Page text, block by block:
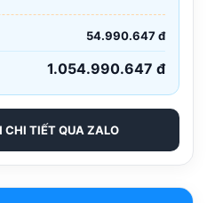
54.990.647 đ
1.054.990.647 đ
TIẾT QUA ZALO